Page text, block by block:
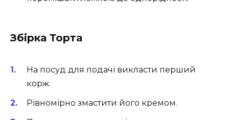
Збірка Торта
На посуд для подачі викласти перший
корж.
Рівномірно змастити його кремом.